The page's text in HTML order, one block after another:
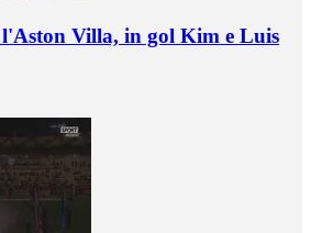
Villa, in gol Kim e Luis